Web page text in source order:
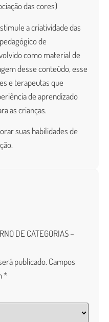
das cores)
a criatividade das
de
como material de
desse conteúdo, esse
e terapeutas que
de aprendizado
as crianças.
suas habilidades de
DE CATEGORIAS –
publicado. Campos
*